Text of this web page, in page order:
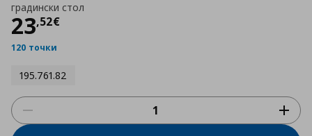
градински стол
23,52€
Цена
120 точки
195.761.82